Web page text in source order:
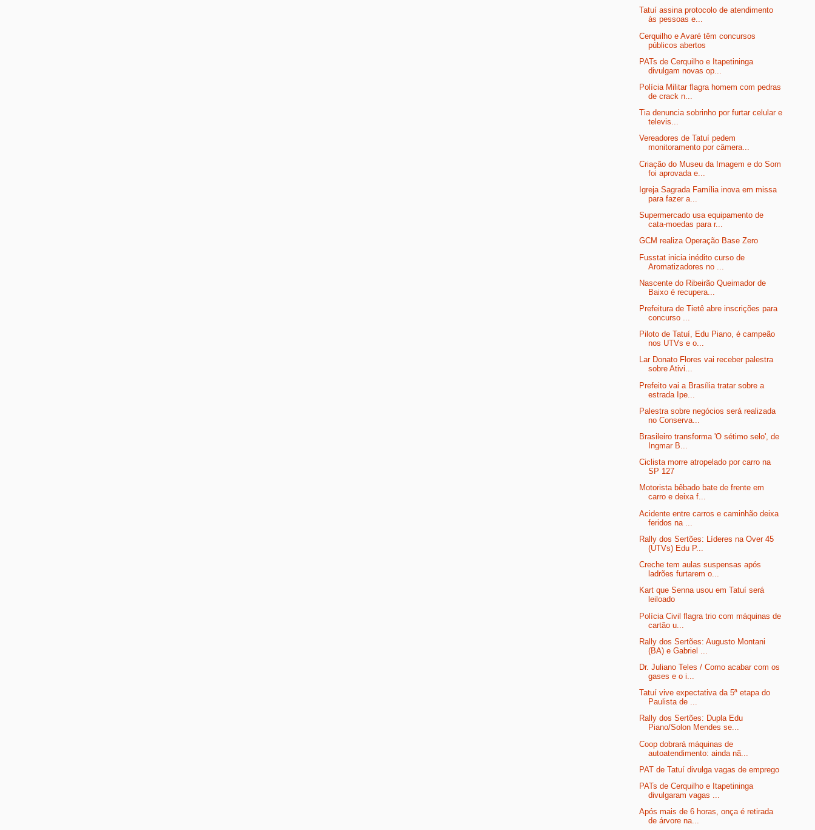
Tatuí assina protocolo de atendimento
às pessoas e...
Cerquilho e Avaré têm concursos
públicos abertos
PATs de Cerquilho e Itapetininga
divulgam novas op...
Polícia Militar flagra homem com pedras
de crack n...
Tia denuncia sobrinho por furtar celular e
televis...
Vereadores de Tatuí pedem
monitoramento por câmera...
Criação do Museu da Imagem e do Som
foi aprovada e...
Igreja Sagrada Família inova em missa
para fazer a...
Supermercado usa equipamento de
cata-moedas para r...
GCM realiza Operação Base Zero
Fusstat inicia inédito curso de
Aromatizadores no ...
Nascente do Ribeirão Queimador de
Baixo é recupera...
Prefeitura de Tietê abre inscrições para
concurso ...
Piloto de Tatuí, Edu Piano, é campeão
nos UTVs e o...
Lar Donato Flores vai receber palestra
sobre Ativi...
Prefeito vai a Brasília tratar sobre a
estrada Ipe...
Palestra sobre negócios será realizada
no Conserva...
Brasileiro transforma 'O sétimo selo', de
Ingmar B...
Ciclista morre atropelado por carro na
SP 127
Motorista bêbado bate de frente em
carro e deixa f...
Acidente entre carros e caminhão deixa
feridos na ...
Rally dos Sertões: Líderes na Over 45
(UTVs) Edu P...
Creche tem aulas suspensas após
ladrões furtarem o...
Kart que Senna usou em Tatuí será
leiloado
Polícia Civil flagra trio com máquinas de
cartão u...
Rally dos Sertões: Augusto Montani
(BA) e Gabriel ...
Dr. Juliano Teles / Como acabar com os
gases e o i...
Tatuí vive expectativa da 5ª etapa do
Paulista de ...
Rally dos Sertões: Dupla Edu
Piano/Solon Mendes se...
Coop dobrará máquinas de
autoatendimento: ainda nã...
PAT de Tatuí divulga vagas de emprego
PATs de Cerquilho e Itapetininga
divulgaram vagas ...
Após mais de 6 horas, onça é retirada
de árvore na...